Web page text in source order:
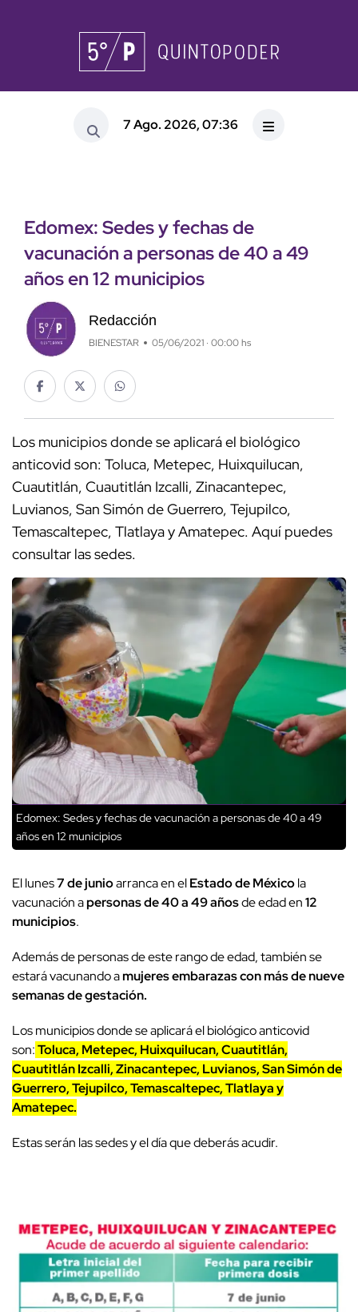
7 Ago. 2026, 07:36
Edomex: Sedes y fechas de
vacunación a personas de 40 a 49
años en 12 municipios
Redacción
BIENESTAR 05/06/2021 · 00:00 hs
Los municipios donde se aplicará el biológico
anticovid son: Toluca, Metepec, Huixquilucan,
Cuautitlán, Cuautitlán Izcalli, Zinacantepec,
Luvianos, San Simón de Guerrero, Tejupilco,
Temascaltepec, Tlatlaya y Amatepec. Aquí puedes
consultar las sedes.
Edomex: Sedes y fechas de vacunación a personas de 40 a 49
años en 12 municipios
El lunes7 de junioarranca en elEstado de Méxicola
vacunación apersonas de 40 a 49 añosde edad en12
municipios.
Además de personas de este rango de edad, también se
estará vacunando amujeres embarazas con más de nueve
semanas de gestación.
Los municipios donde se aplicará el biológico anticovid
son:Toluca, Metepec, Huixquilucan, Cuautitlán,
Cuautitlán Izcalli, Zinacantepec, Luvianos, San Simón de
Guerrero, Tejupilco, Temascaltepec, Tlatlaya y
Amatepec.
Estas serán las sedes y el día que deberás acudir.